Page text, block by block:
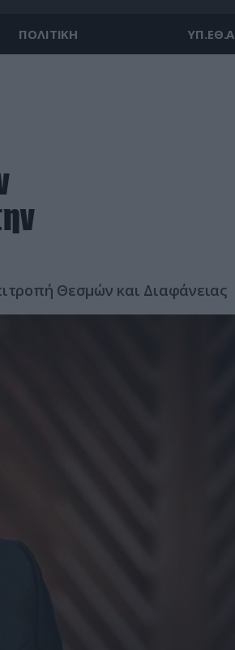
ΠΟΛΙΤΙΚΗ ΥΠ.ΕΘ.Α
Θεσμών και Διαφάνειας